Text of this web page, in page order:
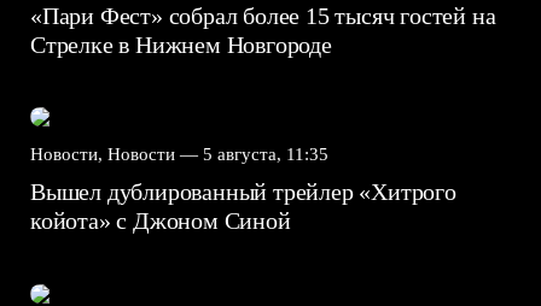
«Пари Фест» собрал более 15 тысяч гостей на
Стрелке в Нижнем Новгороде
Новости, Новости — 5 августа, 11:35
Вышел дублированный трейлер «Хитрого
койота» с Джоном Синой